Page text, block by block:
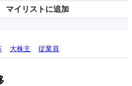
マイリストに追加
大株主 従業員